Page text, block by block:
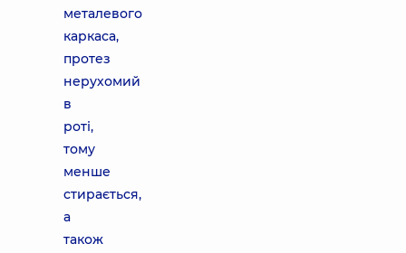
металевого
каркаса,
протез
нерухомий
в
роті,
тому
менше
стирається,
а
також